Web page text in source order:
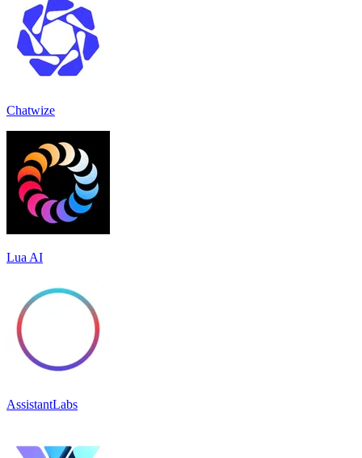
Chatwize
Lua AI
AssistantLabs